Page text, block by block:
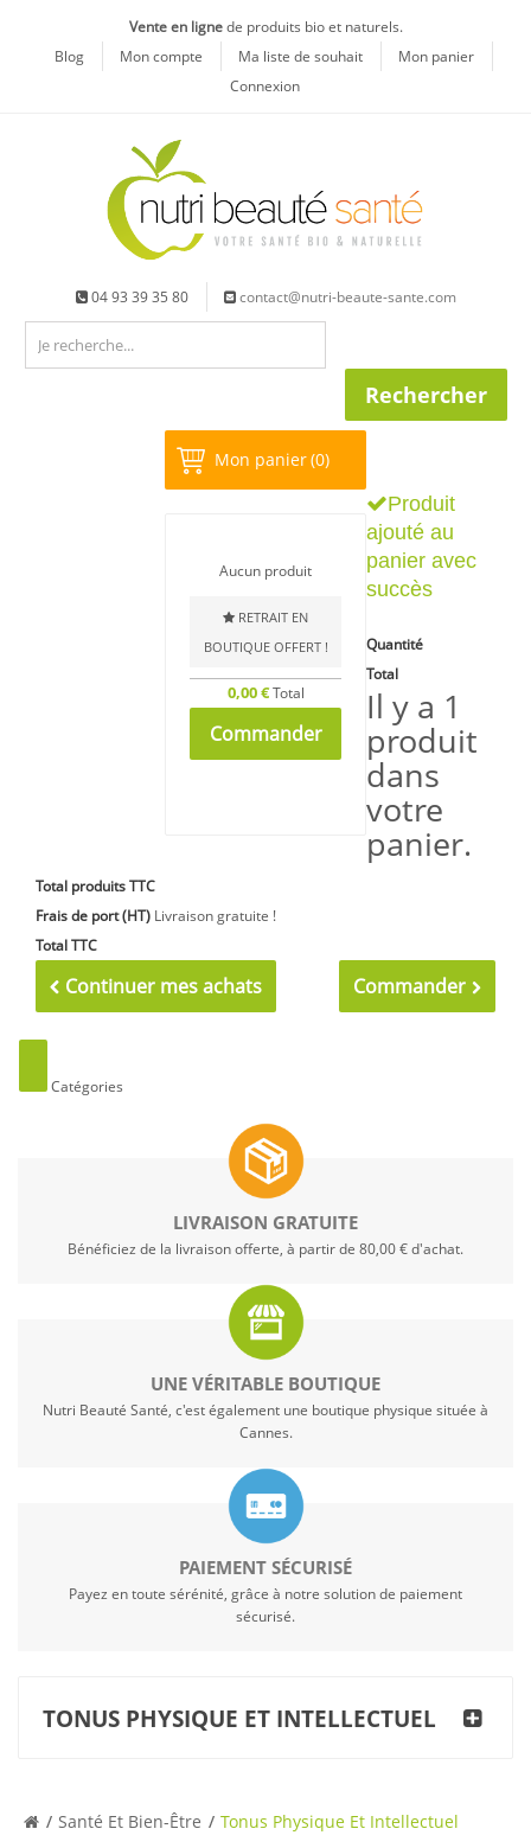
Vente en lignede produits bio et naturels.
Blog
Mon compte Ma liste de souhait
Mon panier
Connexion
04 93 39 35 80 contact@nutri-beaute-sante.com
Mon panier(0)
Aucun produit
RETRAIT EN
BOUTIQUE OFFERT !
0,00 € Total
Commander
Produit
ajouté au
panier avec
succès
Quantité
Total
Il y a 1
produit
dans
votre
panier.
Total produits TTC
Frais de port (HT) Livraison gratuite !
Total TTC
Continuer mes achats Commander
Catégories
LIVRAISON GRATUITE
Bénéficiez de la livraison offerte, à partir de 80,00 € d'achat.
UNE VÉRITABLE BOUTIQUE
Nutri Beauté Santé, c'est également une boutique physique située à
Cannes.
PAIEMENT SÉCURISÉ
Payez en toute sérénité, grâce à notre solution de paiement
sécurisé.
TONUS PHYSIQUE ET INTELLECTUEL
Santé Et Bien-Être Tonus Physique Et Intellectuel